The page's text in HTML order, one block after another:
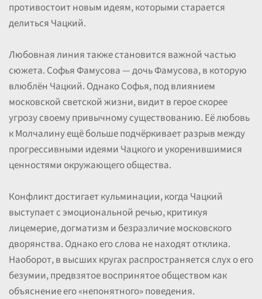
противостоит новым идеям, которыми старается
делиться Чацкий.
Любовная линия также становится важной частью
сюжета. Софья Фамусова — дочь Фамусова, в которую
влюблён Чацкий. Однако Софья, под влиянием
московской светской жизни, видит в герое скорее
угрозу своему привычному существованию. Её любовь
к Молчалину ещё больше подчёркивает разрыв между
прогрессивными идеями Чацкого и укоренившимися
ценностями окружающего общества.
Конфликт достигает кульминации, когда Чацкий
выступает с эмоциональной речью, критикуя
лицемерие, догматизм и безразличие московского
дворянства. Однако его слова не находят отклика.
Наоборот, в высших кругах распространяется слух о его
безумии, предвзятое воспринятое обществом как
объяснение его «непонятного» поведения.